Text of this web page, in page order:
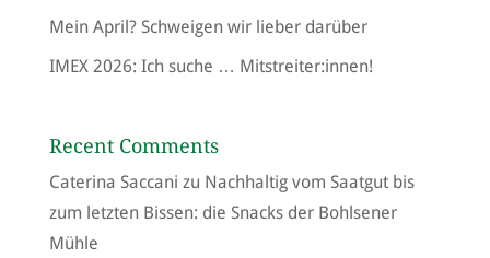
Mein April? Schweigen wir lieber darüber
IMEX 2026: Ich suche … Mitstreiter:innen!
Recent Comments
Caterina Saccani zu Nachhaltig vom Saatgut bis
zum letzten Bissen: die Snacks der Bohlsener
Mühle